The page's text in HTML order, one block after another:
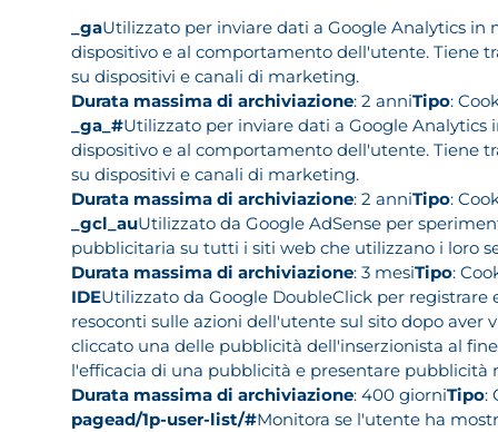
_gaUtilizzato per inviare dati a Google Analytics in
dispositivo e al comportamento dell'utente. Tiene
su dispositivi e canali di marketing.
Durata massima di archiviazione: 2 anniTipo:
_ga_#Utilizzato per inviare dati a Google Analytics
dispositivo e al comportamento dell'utente. Tiene
su dispositivi e canali di marketing.
Durata massima di archiviazione: 2 anniTipo:
_gcl_auUtilizzato da Google AdSense per
pubblicitaria su tutti i siti web che utilizzano i loro
Durata massima di archiviazione: 3 mesiTipo:
IDEUtilizzato da Google DoubleClick per registrare
resoconti sulle azioni dell'utente sul sito dopo aver
cliccato una delle pubblicità dell'inserzionista al
l'efficacia di una pubblicità e presentare pubblicità
Durata massima di archiviazione: 400 giorniTipo:
pagead/1p-user-list/#Monitora se l'utente ha